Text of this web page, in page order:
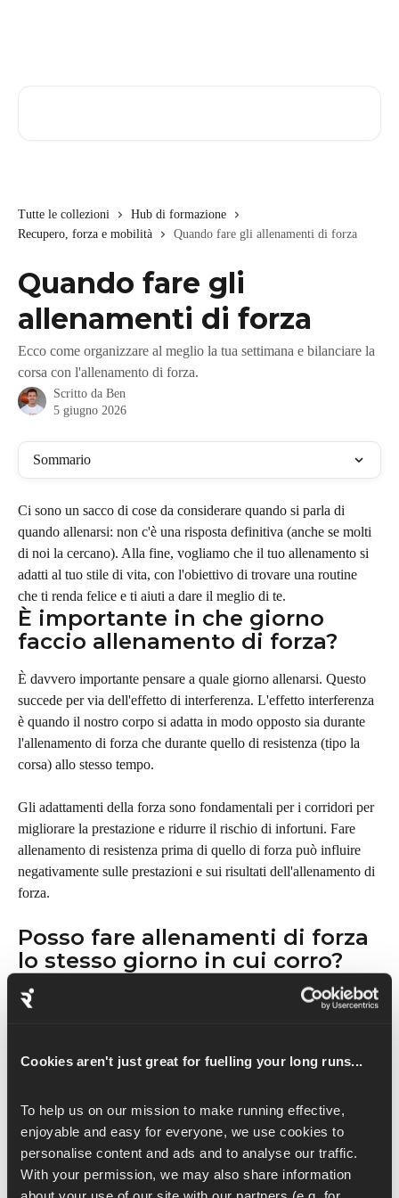
Cookies aren't just great for fuelling your long runs...
To help us on our mission to make running effective,
enjoyable and easy for everyone, we use cookies to
personalise content and ads and to analyse our traffic.
With your permission, we may also share information
Tutte le collezioni
Hub di formazione
Recupero, forza e mobilità
Quando fare gli allenamenti di forza
Quando fare gli
allenamenti di forza
Ecco come organizzare al meglio la tua settimana e bilanciare la
corsa con l'allenamento di forza.
Scritto da Ben
5 giugno 2026
Sommario
Ci sono un sacco di cose da considerare quando si parla di
quando allenarsi: non c'è una risposta definitiva (anche se molti
di noi la cercano). Alla fine, vogliamo che il tuo allenamento si
adatti al tuo stile di vita, con l'obiettivo di trovare una routine
che ti renda felice e ti aiuti a dare il meglio di te.
È importante in che giorno
faccio allenamento di forza?
È davvero importante pensare a quale giorno allenarsi. Questo
succede per via dell'effetto di interferenza. L'effetto interferenza
è quando il nostro corpo si adatta in modo opposto sia durante
l'allenamento di forza che durante quello di resistenza (tipo la
corsa) allo stesso tempo.
Gli adattamenti della forza sono fondamentali per i corridori per
migliorare la prestazione e ridurre il rischio di infortuni. Fare
allenamento di resistenza prima di quello di forza può influire
negativamente sulle prestazioni e sui risultati dell'allenamento di
forza.
Posso fare allenamenti di forza
lo stesso giorno in cui corro?
Nella routine settimanale possono capitare degli imprevisti, e
corsa, possibilmente con almeno 6 ore di distanza tra le due
attività. Fare allenamento di forza prima della corsa ridurrà
l'effetto di interferenza.
L'interferenza influirà comunque sulla sessione di corsa fatta lo